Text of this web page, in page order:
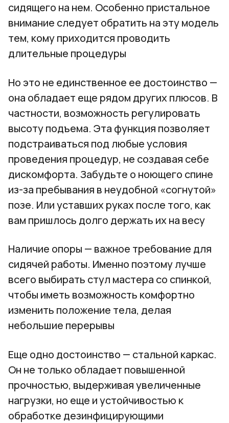
сидящего на нем. Особенно пристальное
внимание следует обратить на эту модель
тем, кому приходится проводить
длительные процедуры
Но это не единственное ее достоинство —
она обладает еще рядом других плюсов. В
частности, возможность регулировать
высоту подъема. Эта функция позволяет
подстраиваться под любые условия
проведения процедур, не создавая себе
дискомфорта. Забудьте о ноющего спине
из-за пребывания в неудобной «согнутой»
позе. Или уставших руках после того, как
вам пришлось долго держать их на весу
Наличие опоры — важное требование для
сидячей работы. Именно поэтому лучше
всего выбирать стул мастера со спинкой,
чтобы иметь возможность комфортно
изменить положение тела, делая
небольшие перерывы
Еще одно достоинство — стальной каркас.
Он не только обладает повышенной
прочностью, выдерживая увеличенные
нагрузки, но еще и устойчивостью к
обработке дезинфицирующими